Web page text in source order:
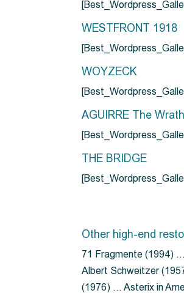
WESTFRONT 1918
WOYZECK
AGUIRRE The
THE BRIDGE
Other high-end
71 Fragmente (1994)
Albert Schweitzer
(1976) … Asterix in